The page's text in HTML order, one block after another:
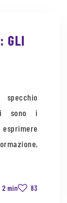
GLI
sono i
83
2 min